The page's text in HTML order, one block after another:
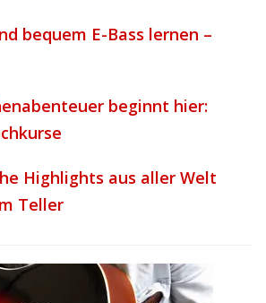
bequem E-Bass lernen –
beginnt hier:
Highlights aus aller Welt
Teller